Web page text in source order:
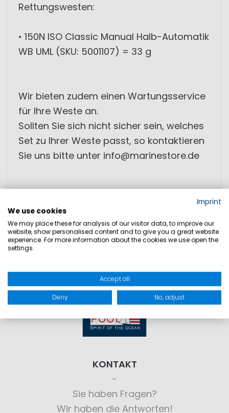
Rettungswesten:
• 150N ISO Classic Manual Halb-Automatik
WB UML (SKU: 5001107) = 33 g
Wir bieten zudem einen Wartungsservice
für Ihre Weste an.
Sollten Sie sich nicht sicher sein, welches
Set zu Ihrer Weste passt, so kontaktieren
Sie uns bitte unter info@marinestore.de
KONTAKT
Sie haben Fragen?
Wir haben die Antworten!
Imprint
We use cookies
We may place these for analysis of our visitor data, to improve our
website, show personalised content and to give you a great website
experience. For more information about the cookies we use open the
settings.
Accept all
Deny No, adjust